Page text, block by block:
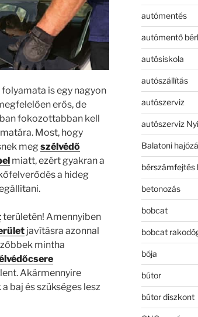
folyamata is egy nagyon
erős, de
fokozottabban kell
Most, hogy
meg szélvédő
miatt, ezért gyakran a
a hideg
területén! Amennyiben
javításra azonnal
mintha
Akármennyire
baj és szükséges lesz
autómentés
autómentő
autósiskola
autószállítás
autószerviz
autószerviz
Balatoni
bérszámfejtés
betonozás
bobcat
bobcat
bója
bútor
bútor diszkont